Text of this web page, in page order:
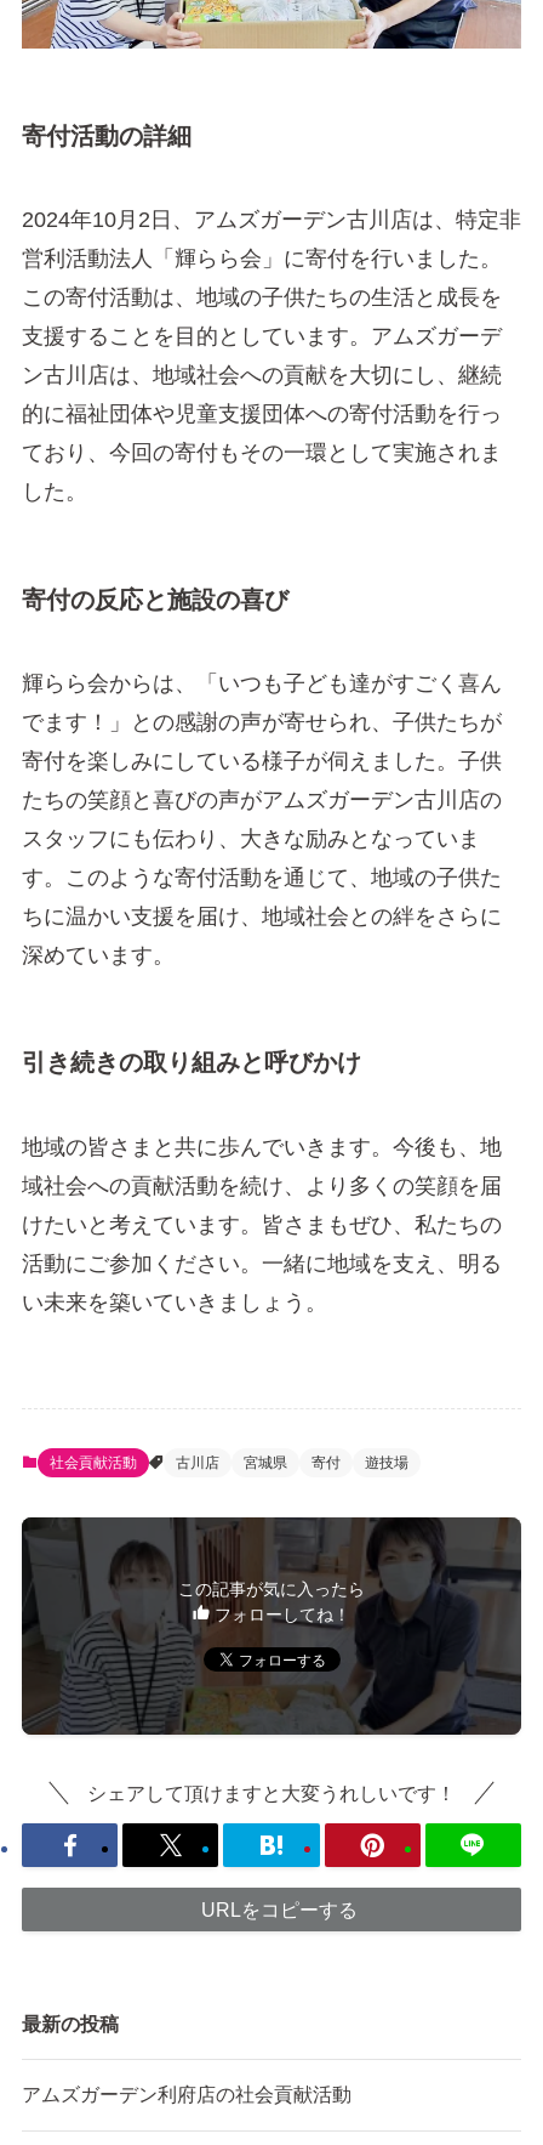
寄付活動の詳細
2024年10月2日、アムズガーデン古川店は、特定非
営利活動法人「輝らら会」に寄付を行いました。
この寄付活動は、地域の子供たちの生活と成長を
支援することを目的としています。アムズガーデ
ン古川店は、地域社会への貢献を大切にし、継続
的に福祉団体や児童支援団体への寄付活動を行っ
ており、今回の寄付もその一環として実施されま
した。
寄付の反応と施設の喜び
輝らら会からは、「いつも子ども達がすごく喜ん
でます！」との感謝の声が寄せられ、子供たちが
寄付を楽しみにしている様子が伺えました。子供
たちの笑顔と喜びの声がアムズガーデン古川店の
スタッフにも伝わり、大きな励みとなっていま
す。このような寄付活動を通じて、地域の子供た
ちに温かい支援を届け、地域社会との絆をさらに
深めています。
引き続きの取り組みと呼びかけ
地域の皆さまと共に歩んでいきます。今後も、地
域社会への貢献活動を続け、より多くの笑顔を届
けたいと考えています。皆さまもぜひ、私たちの
活動にご参加ください。一緒に地域を支え、明る
い未来を築いていきましょう。
社会貢献活動 古川店 宮城県 寄付 遊技場
この記事が気に入ったら
フォローしてね！
シェアして頂けますと大変うれしいです！
URLをコピーする
最新の投稿
アムズガーデン利府店の社会貢献活動